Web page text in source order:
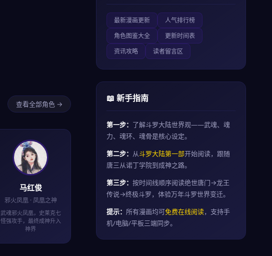
查看全部角色 →
马红俊
邪火凤凰 · 凤凰之神
武魂邪火凤凰，史莱克七
怪强攻手，最终成神升入
神界
最新漫画更新
人气排行榜
角色图鉴大全
更新时间表
资讯攻略
读者留言区
📖 新手指南
第一步： 了解斗罗大陆世界观——武魂、魂
力、魂环、魂骨是核心设定。
第二步： 从斗罗大陆第一部开始阅读，跟随
唐三从诺丁学院到成神之路。
第三步： 按时间线顺序阅读绝世唐门→龙王
传说→终极斗罗，体验万年斗罗世界变迁。
提示： 所有漫画均可免费在线阅读，支持手
机/电脑/平板三端同步。